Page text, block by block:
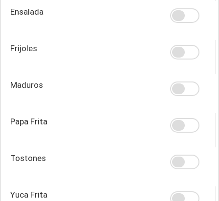
Ensalada
Frijoles
Maduros
Papa Frita
Tostones
Yuca Frita